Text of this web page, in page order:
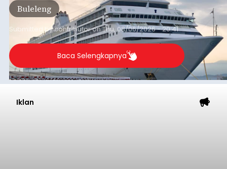
dibandingkan periode yang sama tahun lalu
yang tercatat sebesar 1,32 juta GT.
Buleleng
Submitted bycontributoronThu, 08/06/2026 - 20:41
Baca Selengkapnya
Iklan